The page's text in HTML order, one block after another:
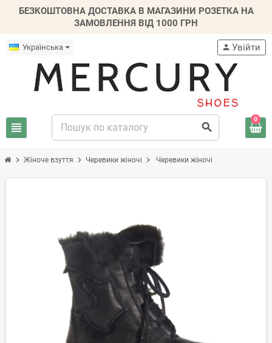
БЕЗКОШТОВНА ДОСТАВКА В МАГАЗИНИ РОЗЕТКА НА
ЗАМОВЛЕННЯ ВІД 1000 ГРН
Українська
view_headline search
person Увійти
0
chevron_right Жіноче взуття chevron_right Черевики жіночі chevron_right Черевики жіночі